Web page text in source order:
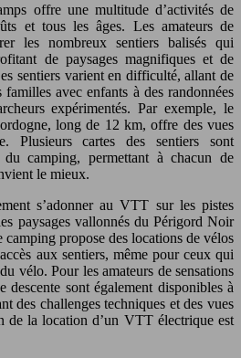
offre une multitude d’activités de
et tous les âges. Les amateurs de
les nombreux sentiers balisés qui
de paysages magnifiques et de
sentiers varient en difficulté, allant de
avec enfants à des randonnées
expérimentés. Par exemple, le
long de 12 km, offre des vues
Plusieurs cartes des sentiers sont
camping, permettant à chacun de
le mieux.
s’adonner au VTT sur les pistes
paysages vallonnés du Périgord Noir
propose des locations de vélos
aux sentiers, même pour ceux qui
vélo. Pour les amateurs de sensations
sont également disponibles à
des challenges techniques et des vues
de la location d’un VTT électrique est